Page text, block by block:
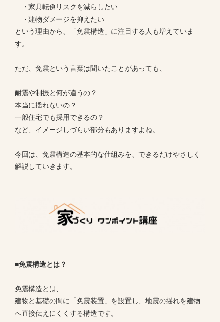
・家具転倒リスクを減らしたい
・建物ダメージを抑えたい
という理由から、「免震構造」に注目する人も増えていま
す。
ただ、免震という言葉は聞いたことがあっても、
耐震や制振と何が違うの？
本当に揺れないの？
一般住宅でも採用できるの？
など、イメージしづらい部分もありますよね。
今回は、免震構造の基本的な仕組みを、できるだけやさしく
解説していきます。
■免震構造とは？
免震構造とは、
建物と基礎の間に「免震装置」を設置し、地震の揺れを建物
へ直接伝えにくくする構造です。